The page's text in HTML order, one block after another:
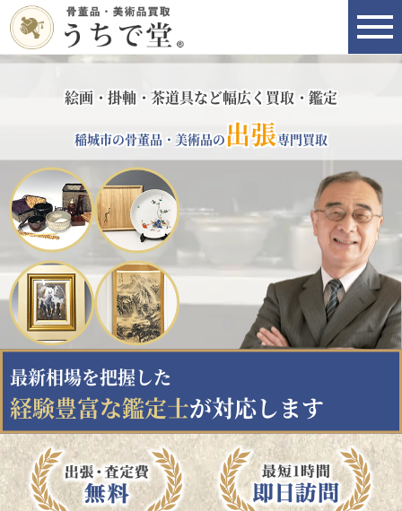
絵画・掛軸・茶道具など幅広く買取・鑑定
稲城市の骨董品・美術品の出張専門買取
最新相場を把握した
経験豊富な鑑定士が対応します